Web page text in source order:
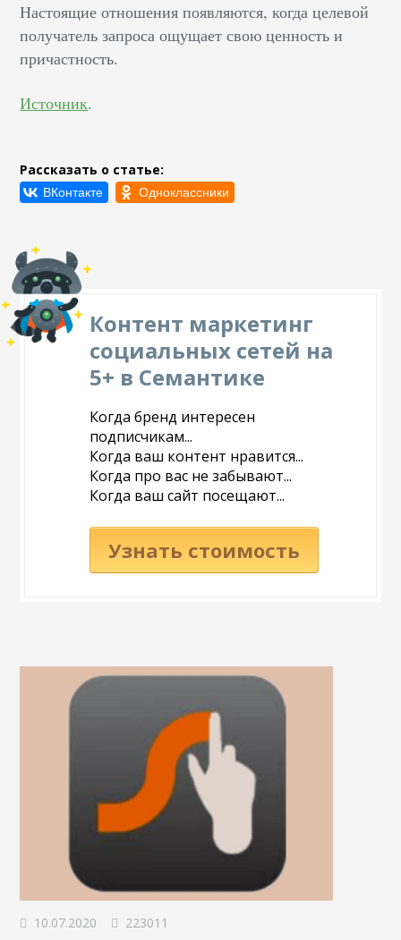
Настоящие отношения появляются, когда целевой
получатель запроса ощущает свою ценность и
причастность.
Источник.
Рассказать о статье:
Контент маркетинг
социальных сетей на
5+ в Семантике
Когда бренд интересен
подписчикам...
Когда ваш контент нравится...
Когда про вас не забывают...
Когда ваш сайт посещают...
Узнать стоимость
10.07.2020 223011